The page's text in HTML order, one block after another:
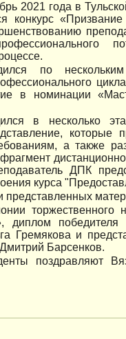
2021 года в
конкурс
по
в номинации
в несколько
а также
ДПК
курса
представленных
торжественного
диплом
Гремякова и
Барсенков.
поздравляют